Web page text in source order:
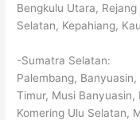
Bengkulu Utara,
Selatan, Kepahiang,
-Sumatra Selatan:
Palembang,
Timur, Musi Banyuasin,
Komering Ulu Selatan,